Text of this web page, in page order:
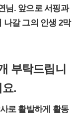
님. 앞으로 서핑과
나갈 그의 인생 2막
부탁드립니
.
로 활발하게 활동